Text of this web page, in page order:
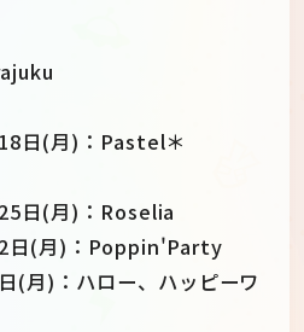
日(月)：Pastel＊
日(月)：Roselia
日(月)：Poppin'Party
(月)：ハロー、ハッピーワ